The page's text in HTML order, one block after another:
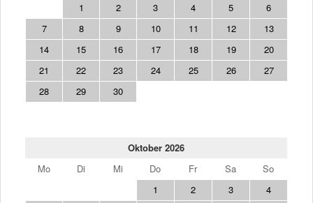
1
2 3 4 5
6
7
8 9 10 11 12
13
14
15 16 17 18 19
20
21
22 23 24 25 26
27
28
29 30
Oktober 2026
Mo
Di Mi Do Fr Sa
So
1
2 3
4